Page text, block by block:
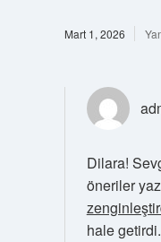
Mart 1, 2026
Dilara!
öneriler
hale getirdi.